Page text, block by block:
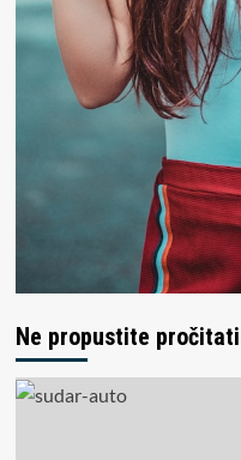
Ne propustite pročitati